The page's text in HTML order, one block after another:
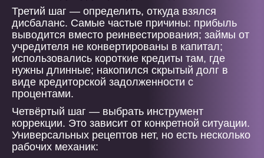
Третий шаг — определить, откуда взялся
дисбаланс. Самые частые причины: прибыль
выводится вместо реинвестирования; займы от
учредителя не конвертированы в капитал;
использовались короткие кредиты там, где
нужны длинные; накопился скрытый долг в
виде кредиторской задолженности с
процентами.
Четвёртый шаг — выбрать инструмент
коррекции. Это зависит от конкретной ситуации.
Универсальных рецептов нет, но есть несколько
рабочих механик: